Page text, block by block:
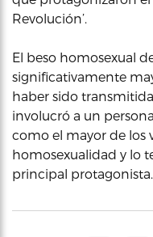
Revolución’.
El beso homosexual
significativamente
haber sido
involucró a un
como el mayor de los
homosexualidad y lo
principal protagonista.